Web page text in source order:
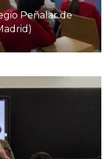
Peñalar de